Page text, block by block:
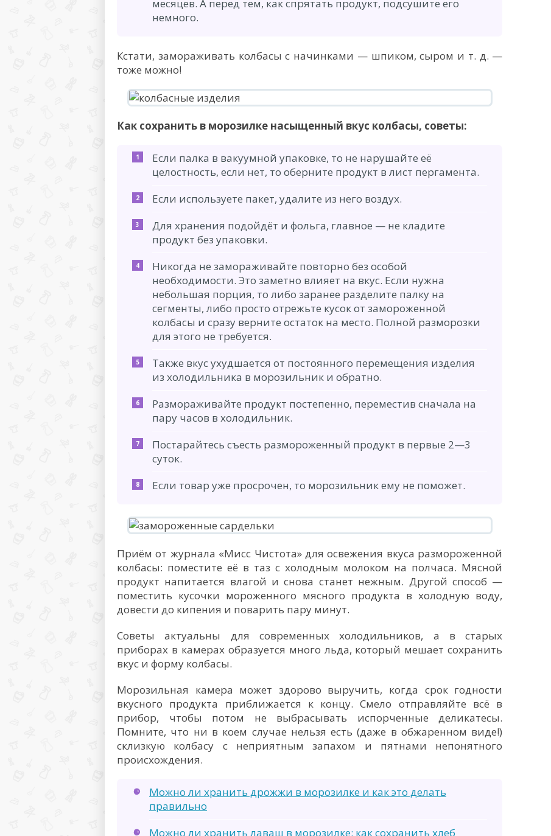
месяцев. А перед тем, как спрятать продукт, подсушите его
немного.
Кстати, замораживать колбасы с начинками — шпиком, сыром и т. д. —
тоже можно!
Как сохранить в морозилке насыщенный вкус колбасы, советы:
Если палка в вакуумной упаковке, то не нарушайте её
целостность, если нет, то оберните продукт в лист пергамента.
Если используете пакет, удалите из него воздух.
Для хранения подойдёт и фольга, главное — не кладите
продукт без упаковки.
Никогда не замораживайте повторно без особой
необходимости. Это заметно влияет на вкус. Если нужна
небольшая порция, то либо заранее разделите палку на
сегменты, либо просто отрежьте кусок от замороженной
колбасы и сразу верните остаток на место. Полной разморозки
для этого не требуется.
Также вкус ухудшается от постоянного перемещения изделия
из холодильника в морозильник и обратно.
Размораживайте продукт постепенно, переместив сначала на
пару часов в холодильник.
Постарайтесь съесть размороженный продукт в первые 2—3
суток.
Если товар уже просрочен, то морозильник ему не поможет.
Приём от журнала «Мисс Чистота» для освежения вкуса размороженной
колбасы: поместите её в таз с холодным молоком на полчаса. Мясной
продукт напитается влагой и снова станет нежным. Другой способ —
поместить кусочки мороженного мясного продукта в холодную воду,
довести до кипения и поварить пару минут.
Советы актуальны для современных холодильников, а в старых
приборах в камерах образуется много льда, который мешает сохранить
вкус и форму колбасы.
Морозильная камера может здорово выручить, когда срок годности
вкусного продукта приближается к концу. Смело отправляйте всё в
прибор, чтобы потом не выбрасывать испорченные деликатесы.
Помните, что ни в коем случае нельзя есть (даже в обжаренном виде!)
склизкую колбасу с неприятным запахом и пятнами непонятного
происхождения.
Можно ли хранить дрожжи в морозилке и как это делать
правильно
Можно ли хранить лаваш в морозилке: как сохранить хлеб